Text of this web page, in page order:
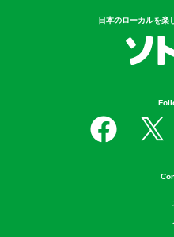
日本のローカルを楽